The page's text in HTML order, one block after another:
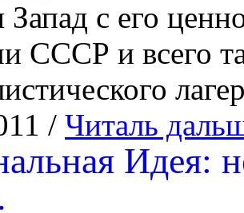
Запад с его
СССР и всего
/ Читаль
Идея: